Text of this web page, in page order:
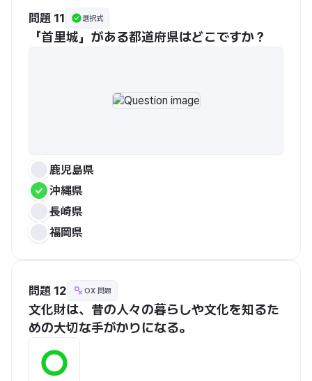
問題 11 選択式
「首里城」がある都道府県はどこですか？
鹿児島県
沖縄県
長崎県
福岡県
問題 12 OX 問題
文化財は、昔の人々の暮らしや文化を知るた
めの大切な手がかりになる。